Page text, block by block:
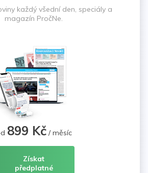
každý všední den, speciály a
magazín PročNe.
899 Kč/ měsíc
Získat
předplatné